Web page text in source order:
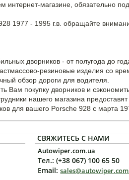
интернет-магазине, обязательно
1977 - 1995 г.в. обращайте
дворников - от полугода до
резиновые изделия со
обзор дороги для водителя.
Вам покупку дворников и
нашего магазина
для вашего Porsche 928 с марта
СВЯЖИТЕСЬ С НАМИ
Autowiper.com.ua
Тел.: (+38 067) 100 65 50
Email: